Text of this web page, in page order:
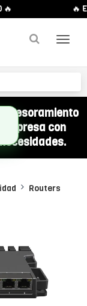
🔥
asesoramiento
con
Routers